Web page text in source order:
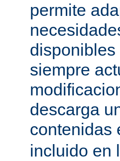
permite
siempre
descarga
contenidas
incluido en